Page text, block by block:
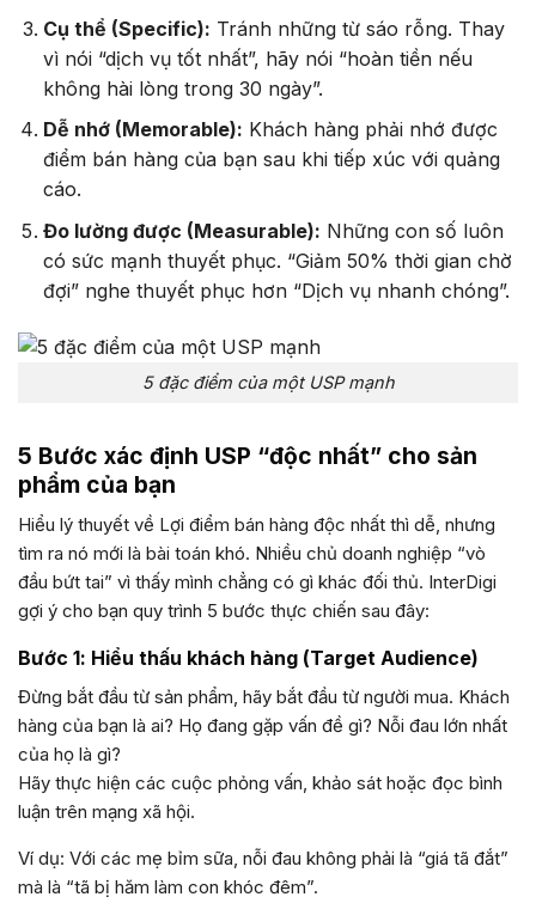
Cụ thể (Specific): Tránh những từ sáo rỗng. Thay
vì nói “dịch vụ tốt nhất”, hãy nói “hoàn tiền nếu
không hài lòng trong 30 ngày”.
Dễ nhớ (Memorable): Khách hàng phải nhớ được
điểm bán hàng của bạn sau khi tiếp xúc với quảng
cáo.
Đo lường được (Measurable): Những con số luôn
có sức mạnh thuyết phục. “Giảm 50% thời gian chờ
đợi” nghe thuyết phục hơn “Dịch vụ nhanh chóng”.
5 đặc điểm của một USP mạnh
5 Bước xác định USP “độc nhất” cho sản
phẩm của bạn
Hiểu lý thuyết về Lợi điểm bán hàng độc nhất thì dễ, nhưng
tìm ra nó mới là bài toán khó. Nhiều chủ doanh nghiệp “vò
đầu bứt tai” vì thấy mình chẳng có gì khác đối thủ. InterDigi
gợi ý cho bạn quy trình 5 bước thực chiến sau đây:
Bước 1: Hiểu thấu khách hàng (Target Audience)
Đừng bắt đầu từ sản phẩm, hãy bắt đầu từ người mua. Khách
hàng của bạn là ai? Họ đang gặp vấn đề gì? Nỗi đau lớn nhất
của họ là gì?
Hãy thực hiện các cuộc phỏng vấn, khảo sát hoặc đọc bình
luận trên mạng xã hội.
Ví dụ: Với các mẹ bỉm sữa, nỗi đau không phải là “giá tã đắt”
mà là “tã bị hăm làm con khóc đêm”.